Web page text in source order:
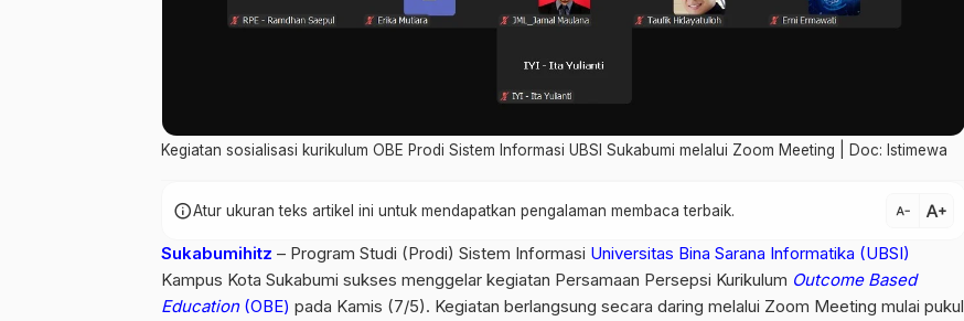
Kegiatan sosialisasi kurikulum OBE Prodi Sistem Informasi UBSI Sukabumi melalui Zoom Meeting | Doc: Istimewa
infoAtur ukuran teks artikel ini untuk mendapatkan pengalaman membaca terbaik. text_decrease text_increase
Sukabumihitz – Program Studi (Prodi) Sistem Informasi Universitas Bina Sarana Informatika (UBSI)
Kampus Kota Sukabumi sukses menggelar kegiatan Persamaan Persepsi Kurikulum Outcome Based
Education(OBE) pada Kamis (7/5). Kegiatan berlangsung secara daring melalui Zoom Meeting mulai pukul